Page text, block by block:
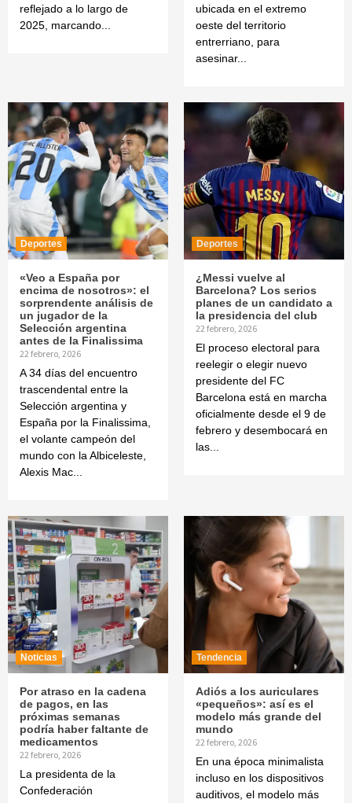
reflejado a lo largo de
2025, marcando...
ubicada en el extremo
oeste del territorio
entrerriano, para
asesinar...
Deportes
«Veo a España por
encima de nosotros»: el
sorprendente análisis de
un jugador de la
Selección argentina
antes de la Finalissima
22 febrero, 2026
A 34 días del encuentro
trascendental entre la
Selección argentina y
España por la Finalissima,
el volante campeón del
mundo con la Albiceleste,
Alexis Mac...
Deportes
¿Messi vuelve al
Barcelona? Los serios
planes de un candidato a
la presidencia del club
22 febrero, 2026
El proceso electoral para
reelegir o elegir nuevo
presidente del FC
Barcelona está en marcha
oficialmente desde el 9 de
febrero y desembocará en
las...
Noticias
Por atraso en la cadena
de pagos, en las
próximas semanas
podría haber faltante de
medicamentos
22 febrero, 2026
La presidenta de la
Confederación
Tendencia
Adiós a los auriculares
«pequeños»: así es el
modelo más grande del
mundo
22 febrero, 2026
En una época minimalista
incluso en los dispositivos
auditivos, el modelo más